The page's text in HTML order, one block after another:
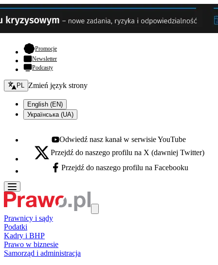
Promocje- otwiera się w nowej karcie
Newsletter
Podcasty
Zmień język - bieżący:
PL Zmień język strony
English (EN)
Українська (UA)
Youtube - otwiera się w nowej karcie
Odwiedź nasz kanał w serwisie YouTube
X - otwiera się w nowej karcie
Przejdź do naszego profilu na X (dawniej Twitter)
Facebook - otwiera się w nowej karcie
Przejdź do naszego profilu na Facebooku
Prawnicy i sądy
Podatki
Kadry i BHP
Prawo w biznesie
Samorząd i administracja